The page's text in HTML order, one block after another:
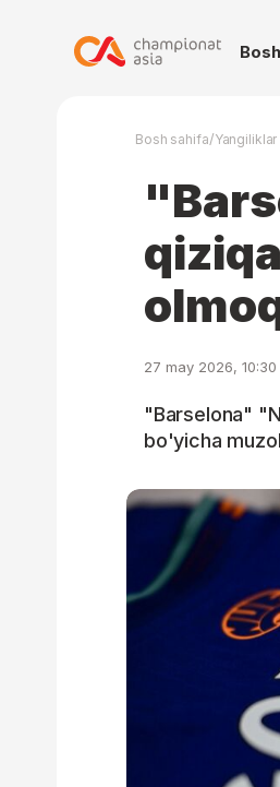
Bosh sahifa/Yangiliklar
27 may 2026, 10:30
"Barselona"
bo'yicha